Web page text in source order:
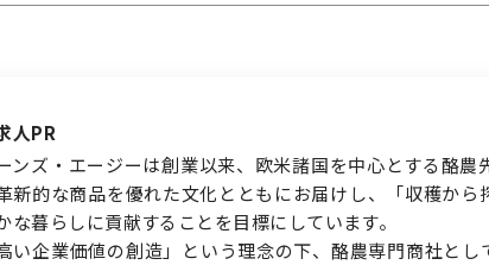
エリア
リモート
人PR
ンズ・エージーは創業以来、欧米諸国を中心とする酪
新的な商品を優れた文化とともにお届けし、「収穫か
な暮らしに貢献することを目標にしています。
高い企業価値の創造」という理念の下、酪農専門商社と